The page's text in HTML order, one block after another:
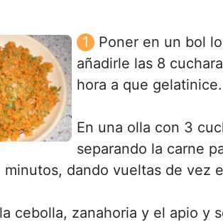
Poner en un bol
añadirle las 8
hora a que gelatinice.
En una olla con 3
separando la carne
minutos, dando vueltas de vez
cebolla, zanahoria y el apio y